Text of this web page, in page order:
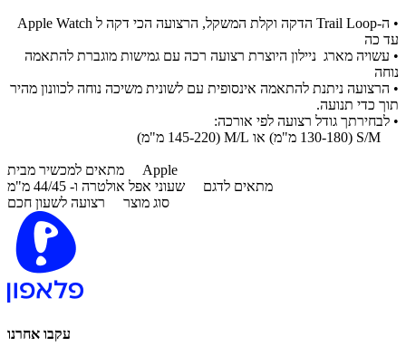
• ה-Trail Loop הדקה וקלת המשקל, הרצועה הכי דקה ל Apple Watch
עד כה
• עשויה מארג ניילון היוצרת רצועה רכה עם גמישות מוגברת להתאמה
נוחה
• הרצועה ניתנת להתאמה אינסופית עם לשונית משיכה נוחה לכוונון מהיר
תוך כדי תנועה.
• לבחירתך גודל רצועה לפי אורכה:
מתאים למכשיר מבית Apple
מתאים לדגם שעוני אפל אולטרה ו- 44/45 מ"מ
סוג מוצר רצועה לשעון חכם
עקבו אחרנו